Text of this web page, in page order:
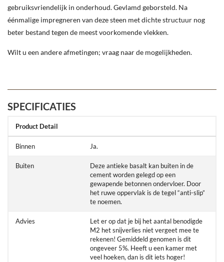
gebruiksvriendelijk in onderhoud. Gevlamd geborsteld. Na
éénmalige impregneren van deze steen met dichte structuur nog
beter bestand tegen de meest voorkomende vlekken.
Wilt u een andere afmetingen; vraag naar de mogelijkheden.
SPECIFICATIES
Product Detail
Binnen Ja.
Buiten
Deze antieke basalt kan buiten in de
cement worden gelegd op een
gewapende betonnen ondervloer. Door
het ruwe oppervlak is de tegel “anti-slip”
te noemen.
Advies
Let er op dat je bij het aantal benodigde
M2 het snijverlies niet vergeet mee te
rekenen! Gemiddeld genomen is dit
ongeveer 5%. Heeft u een kamer met
veel hoeken, dan is dit iets hoger!